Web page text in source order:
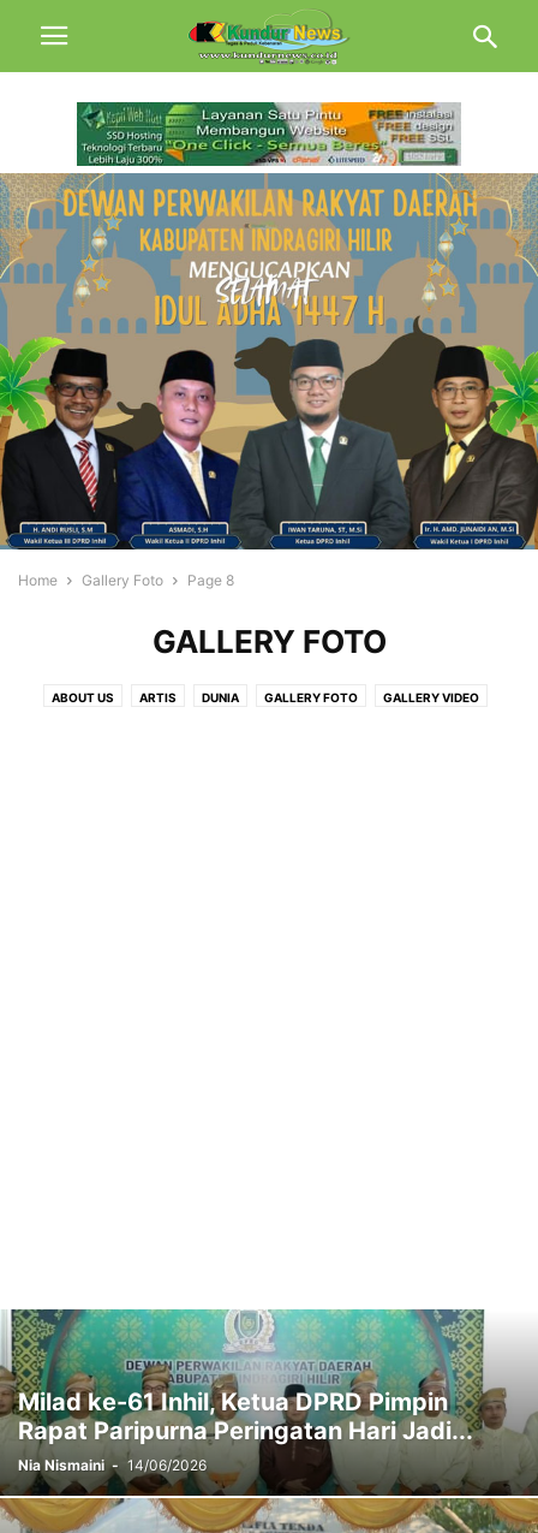
Home Gallery Foto Page 8
GALLERY FOTO
ABOUT US ARTIS DUNIA GALLERY FOTO GALLERY VIDEO
Milad ke-61 Inhil, Ketua DPRD Pimpin
Rapat Paripurna Peringatan Hari Jadi...
Nia Nismaini - 14/06/2026